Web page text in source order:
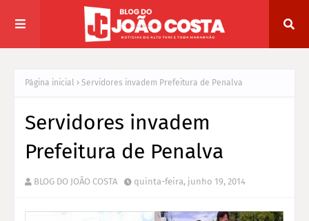
Página inicial Servidores invadem Prefeitura de Penalva
Servidores invadem
Prefeitura de Penalva
BLOG DO JOÃO COSTA quinta-feira, junho 19, 2014